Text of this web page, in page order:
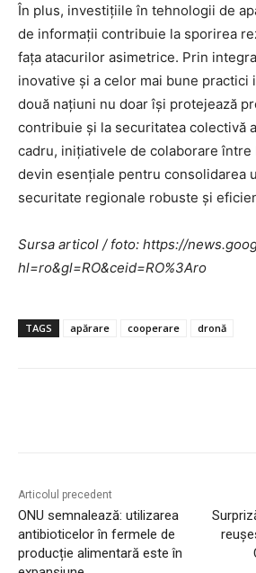
În plus, investițiile în tehnologii de
de informații contribuie la sporirea
fața atacurilor asimetrice. Prin
inovative și a celor mai bune practici
două națiuni nu doar își protejează
contribuie și la securitatea colectivă
cadru, inițiativele de colaborare între
devin esențiale pentru consolidarea
securitate regionale robuste și
Sursa articol / foto: https://
hl=ro&gl=RO&ceid=RO%3Aro
TAGS apărare cooperare dronă
Articolul precedent
ONU semnalează: utilizarea
antibioticelor în fermele de
producție alimentară este în